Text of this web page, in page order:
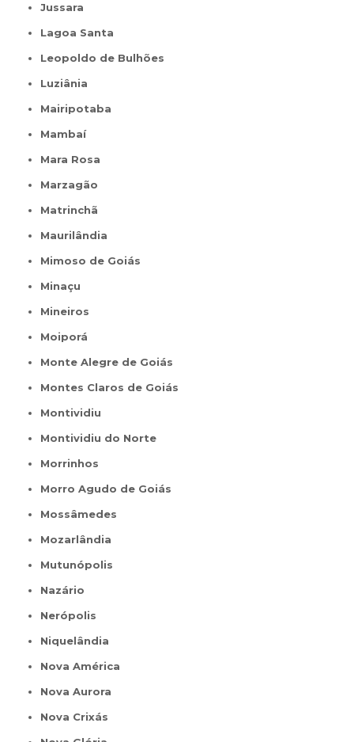
Jussara
Lagoa Santa
Leopoldo de Bulhões
Luziânia
Mairipotaba
Mambaí
Mara Rosa
Marzagão
Matrinchã
Maurilândia
Mimoso de Goiás
Minaçu
Mineiros
Moiporá
Monte Alegre de Goiás
Montes Claros de Goiás
Montividiu
Montividiu do Norte
Morrinhos
Morro Agudo de Goiás
Mossâmedes
Mozarlândia
Mutunópolis
Nazário
Nerópolis
Niquelândia
Nova América
Nova Aurora
Nova Crixás